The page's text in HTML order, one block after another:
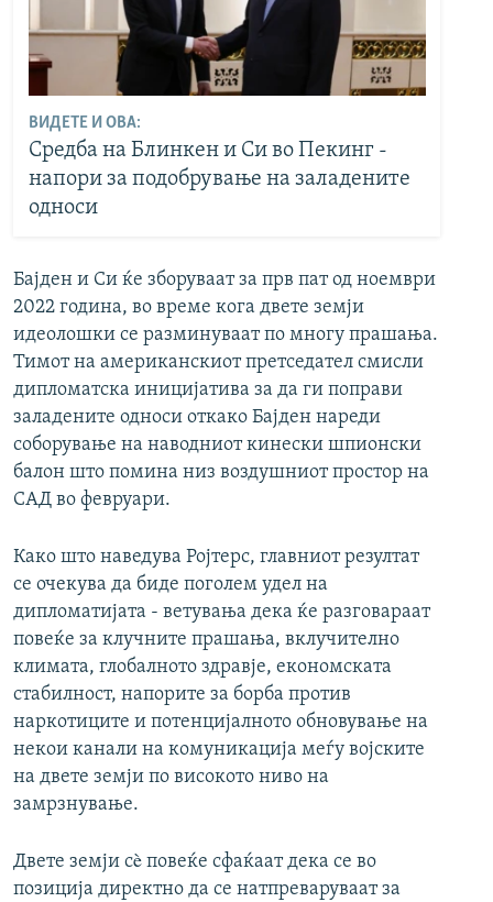
ВИДЕТЕ И ОВА:
Средба на Блинкен и Си во Пекинг -
напори за подобрување на заладените
односи
Бајден и Си ќе зборуваат за прв пат од ноември
2022 година, во време кога двете земји
идеолошки се разминуваат по многу прашања.
Тимот на американскиот претседател смисли
дипломатска иницијатива за да ги поправи
заладените односи откако Бајден нареди
соборување на наводниот кинески шпионски
балон што помина низ воздушниот простор на
САД во февруари.
Како што наведува Ројтерс, главниот резултат
се очекува да биде поголем удел на
дипломатијата - ветувања дека ќе разговараат
повеќе за клучните прашања, вклучително
климата, глобалното здравје, економската
стабилност, напорите за борба против
наркотиците и потенцијалното обновување на
некои канали на комуникација меѓу војските
на двете земји по високото ниво на
замрзнување.
Двете земји сè повеќе сфаќаат дека се во
позиција директно да се натпреваруваат за